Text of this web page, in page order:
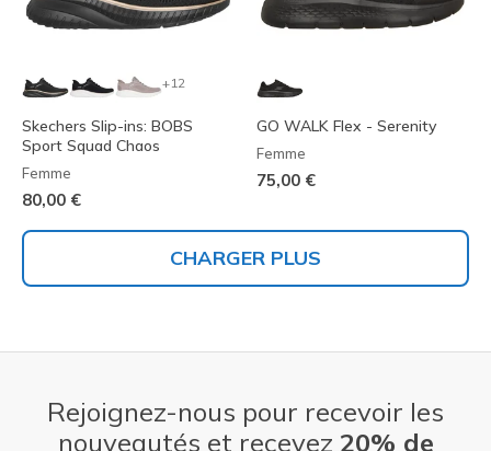
+12
Skechers Slip-ins: BOBS
Sport Squad Chaos
Femme
80,00 €
GO WALK Flex - Serenity
Femme
75,00 €
CHARGER PLUS
Rejoignez-nous pour recevoir les
nouveautés et recevez 20% de